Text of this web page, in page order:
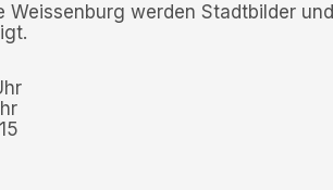
Weissenburg werden Stadtbilder und